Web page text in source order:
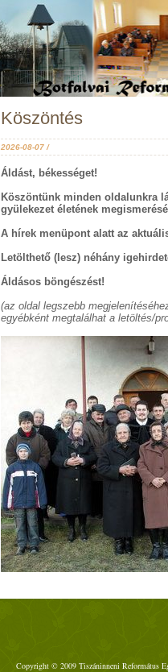
Köszöntés
2026-08-07 /
Áldást, békességet!
Köszöntünk minden oldalunkra
gyülekezet életének
A hírek menüpont alatt az
Letölthető (lesz) néhány
Áldásos böngészést!
(az oldal legszebb
egyébként megtalálhat a letöltés/
Copyright © 2009 Tiszáninneni Református